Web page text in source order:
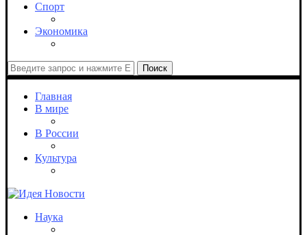
Спорт
Экономика
Поиск
Главная
В мире
В России
Культура
Наука